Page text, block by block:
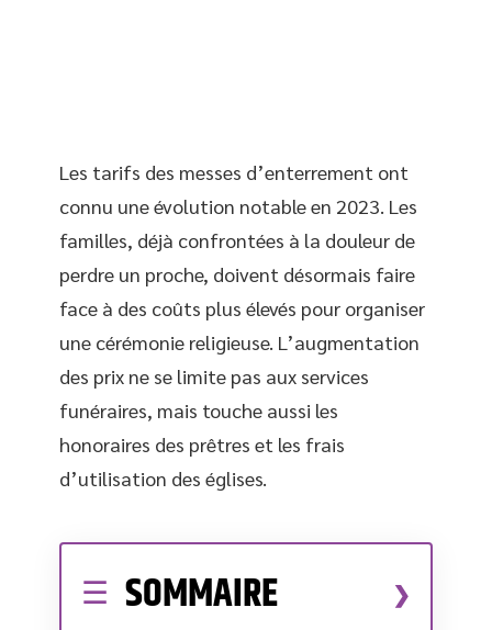
Les tarifs des messes d’enterrement ont
connu une évolution notable en 2023. Les
familles, déjà confrontées à la douleur de
perdre un proche, doivent désormais faire
face à des coûts plus élevés pour organiser
une cérémonie religieuse. L’augmentation
des prix ne se limite pas aux services
funéraires, mais touche aussi les
honoraires des prêtres et les frais
d’utilisation des églises.
SOMMAIRE